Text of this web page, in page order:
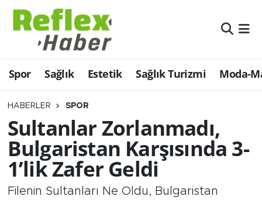
Spor Sağlık Estetik Sağlık Turizmi Moda-
HABERLER SPOR
Sultanlar Zorlanmadı,
Bulgaristan Karşısında 3-
1’lik Zafer Geldi
Filenin Sultanları Ne Oldu, Bulgaristan
Eğitim
Estetik
Firmalardan
Güncel
İş ve Ekonomi
Moda-Magazin-Eğlence
Nöbetçi Eczaneler
Hava Durumu
Namaz Vakitleri
Trafik Durumu
Şampiyonlar Ligi Puan Durumu ve Fikstür
Tüm Manşetler